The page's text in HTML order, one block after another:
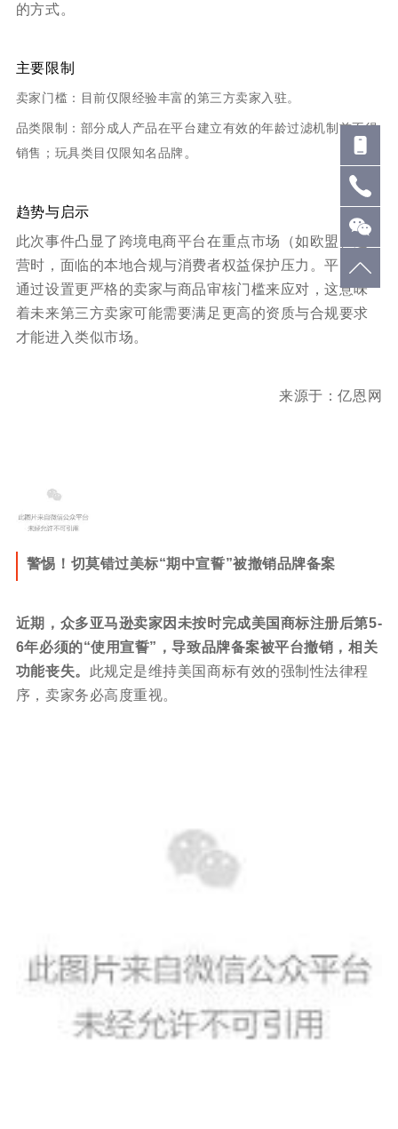
的方式。
主要限制
卖家门槛：目前仅限经验丰富的第三方卖家入驻。
品类限制：部分成人产品在平台建立有效的年龄过滤机制前不得
销售；玩具类目仅限知名品牌 。
趋势与启示
此次事件凸显了跨境电商平台在重点市场（如欧盟）运
营时，面临的本地合规与消费者权益保护压力。平台方
通过设置更严格的卖家与商品审核门槛来应对，这意味
着未来第三方卖家可能需要满足更高的资质与合规要求
才能进入类似市场。
来源于：亿恩网
警惕！切莫错过美标“期中宣誓”被撤销品牌备案
近期，众多亚马逊卖家因未按时完成美国商标注册后第5-
6年必须的“使用宣誓”，导致品牌备案被平台撤销，相关
功能丧失。 此规定是维持美国商标有效的强制性法律程
序，卖家务必高度重视。